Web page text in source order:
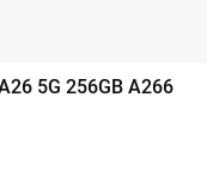
5G 256GB A266